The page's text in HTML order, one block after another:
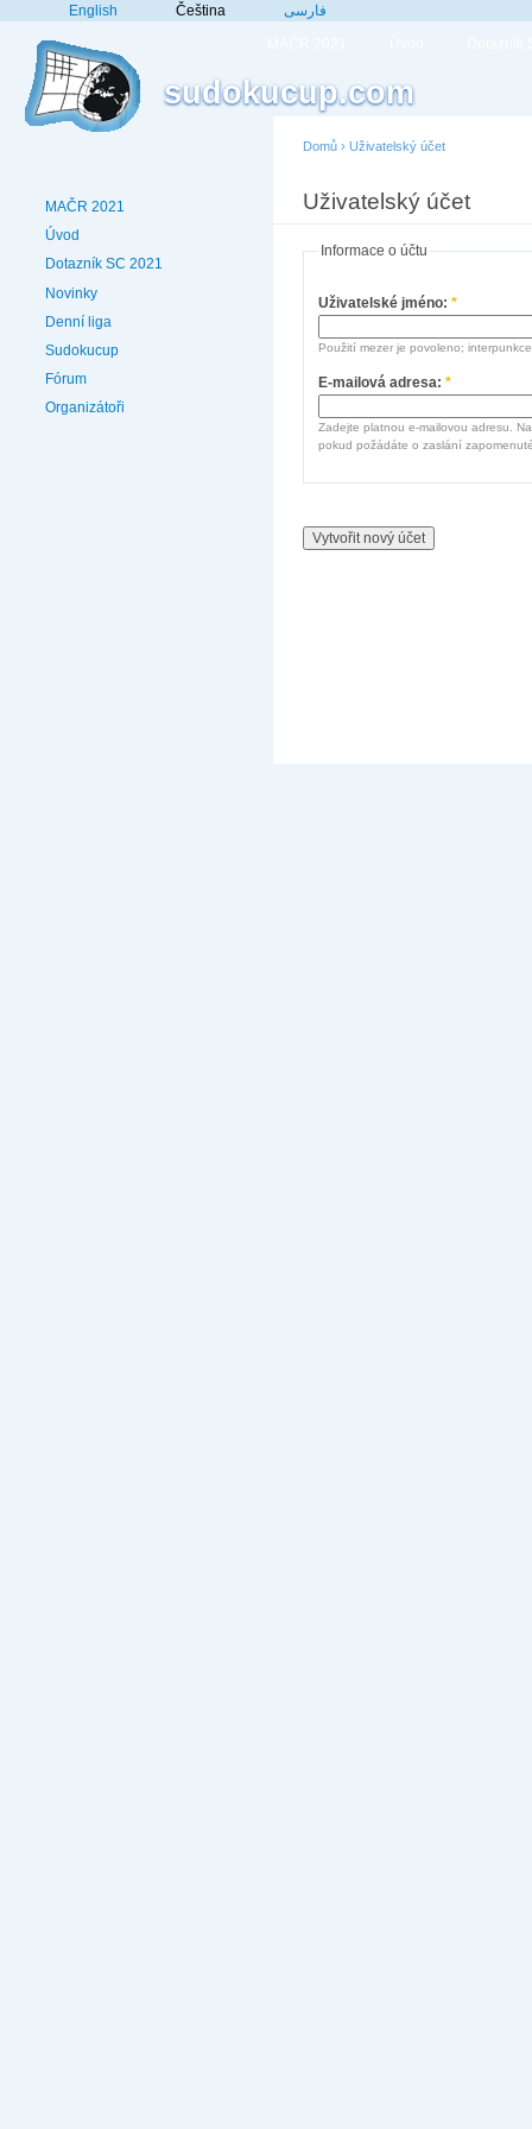
English Čeština فارسی
sudokucup.com
MAČR 2021
Úvod
Dotazník SC 2021
Novinky
Denní liga
Sudokucup
Fórum
Organizátoři
Domů › Uživatelský účet
Uživatelský účet
Informace o účtu
Uživatelské jméno: *
Použití mezer je povoleno;
E-mailová adresa: *
Zadejte platnou e-mailovou adresu.
pokud požádáte o zaslání